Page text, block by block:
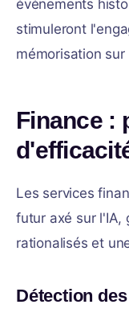
événements
stimuleront
mémorisation
Finance :
Les services
futur axé sur l'IA,
rationalisés et
Détection